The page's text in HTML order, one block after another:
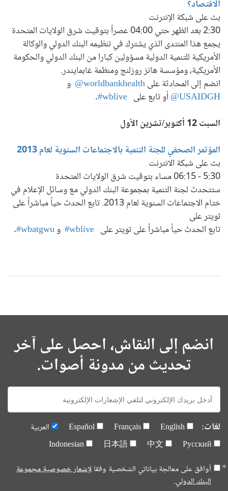
الاقتصاد؟
بث على شبكة الإنترنت
2:30 بعد الظهر حتي 04:00 عصراً بتوقيت شرق الولايات المتحدة
يجمع هذا المنتدى الذي يشترك في تنظيمه البنك الدولي والوكالة
الأمريكية للتنمية الدولية مسؤولين كبارا من البنك الدولي والحكومة
الأمريكية، ومؤسسة هانز روزلنج ومنظمة غابمايندر.
انضم إلى المحادثة علىworldbankhealth@
و
USAIDGH@
أو تابع على wblive#
.
السبت 12 أكتوبر/تشرين الأول
المؤتمر الصحفي للجنة التنمية بالاجتماعات السنوية لعام 2013
بث على شبكة الانترنت
5:30 - 06:15 مساء بتوقيت شرق الولايات المتحدة
ستتحدث لجنة التنمية بمجموعة البنك الدولي مع وسائل الإعلام في
ختام الاجتماعات السنوية لعام 2013. تابع الحدث حياً مباشراً على
تويتر على
تابع الحدث حياً مباشراً على تويتر على wblive# وwbatgwu#
.
انضم إلى النقاش، احصل على آخر
تحديث من مدونة أصوات.
E-
mail:
لغات: English
Français
Español
العربية
Русский
中文
日本語
Indonesian
أوافق على معالجة بياناتي الشخصية وفقالإشعار خصوصية مجموعة
البنك الدولي.